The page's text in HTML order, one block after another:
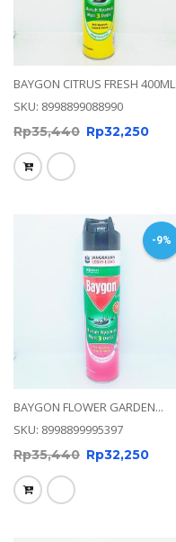
BAYGON CITRUS FRESH 400ML
SKU: 8998899088990
Rp35,440 Rp32,250
-9%
BAYGON FLOWER GARDEN...
SKU: 8998899995397
Rp35,440 Rp32,250